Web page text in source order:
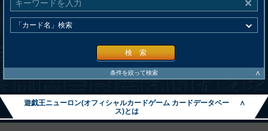
検 索
条件を絞って検索 ∧
遊戯王ニューロン(オフィシャルカードゲーム カードデータベー
ス)とは
∧